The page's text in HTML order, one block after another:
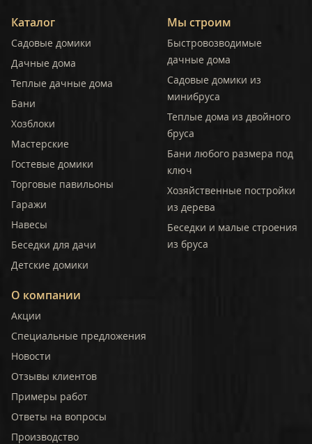
Каталог
Садовые домики
Дачные дома
Теплые дачные дома
Бани
Хозблоки
Мастерские
Гостевые домики
Торговые павильоны
Гаражи
Навесы
Беседки для дачи
Детские домики
Мы строим
Быстровозводимые
дачные дома
Садовые домики из
минибруса
Теплые дома из двойного
бруса
Бани любого размера под
ключ
Хозяйственные постройки
из дерева
Беседки и малые строения
из бруса
О компании
Акции
Специальные предложения
Новости
Отзывы клиентов
Примеры работ
Ответы на вопросы
Производство